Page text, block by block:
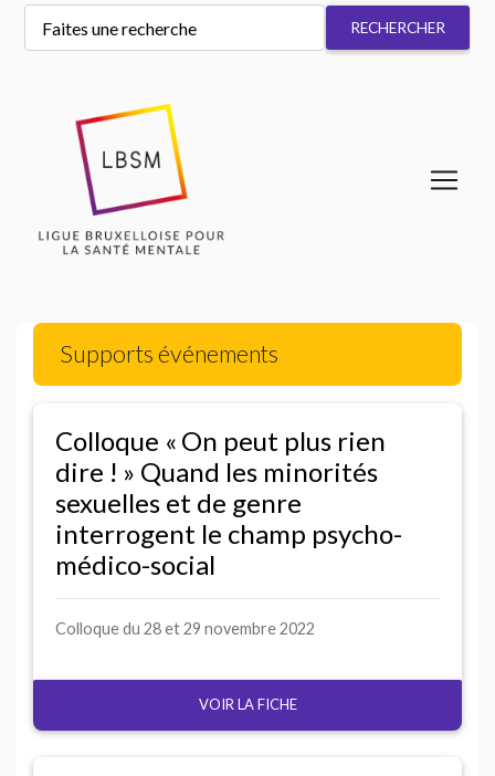
Supports événements
Colloque « On peut plus rien
dire ! » Quand les minorités
sexuelles et de genre
interrogent le champ psycho-
médico-social
Colloque du 28 et 29 novembre 2022
VOIR LA FICHE